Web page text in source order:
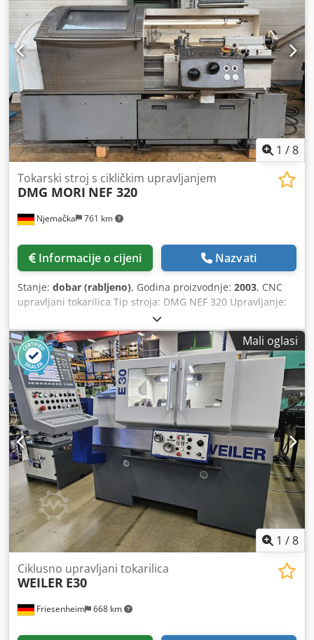
1 /8
Njemačka 761 km
Tokarski stroj s cikličkim upravljanjem
DMG MORI NEF 320
Informacije o cijeni Nazvati
Stanje: dobar (rabljeno), Godina proizvodnje: 2003, CNC
upravljani tokarilica Tip stroja: DMG NEF 320 Upravljanje:
Heidenhain Manual plus Godina proizvodnje: 2003
Dostupno od: odmah / now TEHNIČKI PODACI Maks.
duljina tokarenja: 750 mm Promjer tokarenja: 320 mm
Provrt vretena: 52 mm Raspon broja okretaja: 10 - 4.000
1/min Cedpfxsziza Io Aclerf Brzina prijenosnika: 2 Snaga
pogona: 9 kW Konjić: MK 5 Priključna snaga: 14 kVA Težina
stroja: 2.800 kg Potrebna površina (D x Š x V): 2,45 x 1,67 x
1,83 m Oprema Stezna glava: Multifix B Bez transportera
strugotine Bez unutarnjeg hlađenja (IKZ)
Mali oglasi
1 /8
Friesenheim 668 km
Ciklusno upravljani tokarilica
WEILER E30